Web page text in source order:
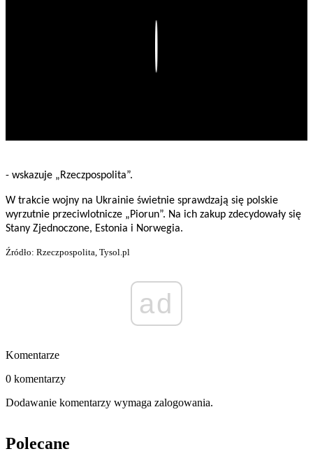
- wskazuje „Rzeczpospolita”.
W trakcie wojny na Ukrainie świetnie sprawdzają się polskie
wyrzutnie przeciwlotnicze „Piorun”. Na ich zakup zdecydowały się
Stany Zjednoczone, Estonia i Norwegia.
Źródło: Rzeczpospolita, Tysol.pl
ad
Komentarze
0 komentarzy
Dodawanie komentarzy wymaga zalogowania.
Polecane